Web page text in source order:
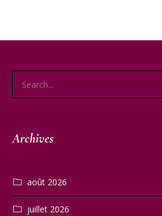
Archives
août 2026
juillet 2026